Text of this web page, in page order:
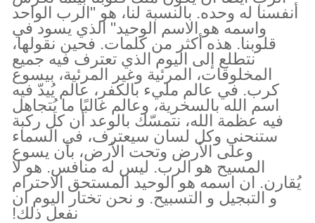
أنفسنا له وحده. بالنسبة لنا، هو "الرب الواحد
واسمه هو الاسم الوحيد" الذي يسود في
قلوبنا. هذه أكثر من كلمات. فحين نقولها،
نتطلع إلى اليوم الذي تعترف فيه جميع
المخلوقات، المرئية وغير المرئية، بيسوع
كرب. في عالم مليء بالكفر، عالم يُيدّ فيه
اسم الله بالسخرية، وعالم غالبًا ما يُتجاهل
فيه عظمة الله، نتمسّك بالوعد أن كل ركبة
ستنحني وكل لسان سيعترف، في السماء
وعلى الأرض وتحت الأرض، بأن يسوع
المسيح هو الرب. ليس له منافس. هو لا
يُقارن. ان اسمه هو الوحيد المستحق الاحترام
و التبجيل و التسبيح. و نحن تختار اليوم ان
نفعل ذلك!